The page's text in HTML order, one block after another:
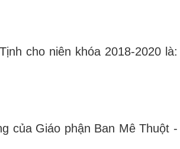
cho niên khóa 2018-2020 là:
Giáo phận Ban Mê Thuột -